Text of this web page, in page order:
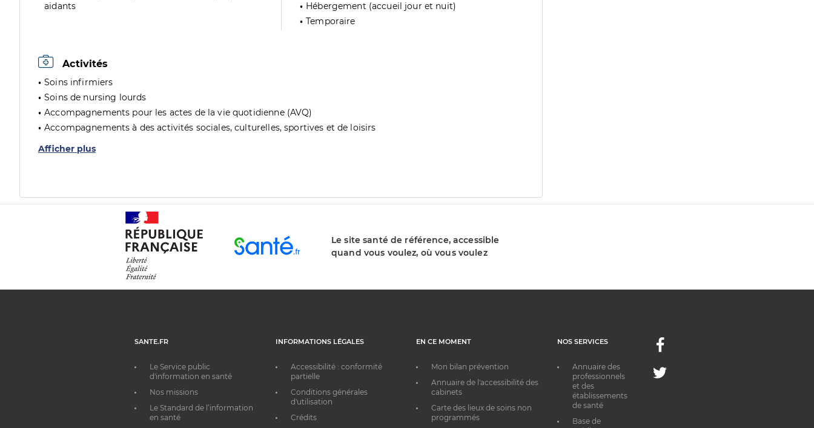
aidants
Hébergement (accueil jour et nuit)
Temporaire
Activités
Soins infirmiers
Soins de nursing lourds
Accompagnements pour les actes de la vie quotidienne (AVQ)
Accompagnements à des activités sociales, culturelles, sportives et de loisirs
Afficher plus
Le site santé de référence, accessible
quand vous voulez, où vous voulez
SANTE.FR
Le Service public
d'information en santé
Nos missions
Le Standard de l’information
en santé
INFORMATIONS LÉGALES
Accessibilité : conformité
partielle
Conditions générales
d'utilisation
Crédits
EN CE MOMENT
Mon bilan prévention
Annuaire de l'accessibilité des
cabinets
Carte des lieux de soins non
programmés
NOS SERVICES
Annuaire des
professionnels
et des
établissements
de santé
Base de
Facebook
Twitter